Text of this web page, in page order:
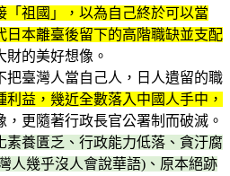
「祖國」，以為自己終於可以當
日本離臺後留下的高階職缺並支配
財的美好想像。
把臺灣人當自己人，日人遺留的職
利益，幾近全數落入中國人手中，
更隨著行政長官公署制而破滅。
素養匱乏、行政能力低落、貪汙腐
人幾乎沒人會說華語)、原本絕跡